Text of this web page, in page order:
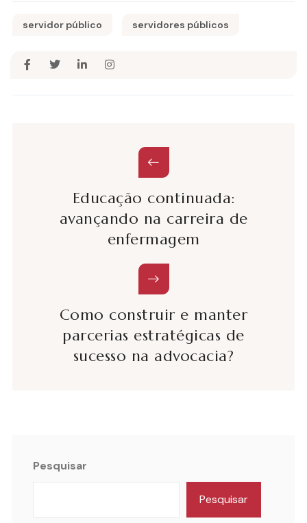
servidor público servidores públicos
Educação continuada:
avançando na carreira de
enfermagem
Como construir e manter
parcerias estratégicas de
sucesso na advocacia?
Pesquisar
Pesquisar